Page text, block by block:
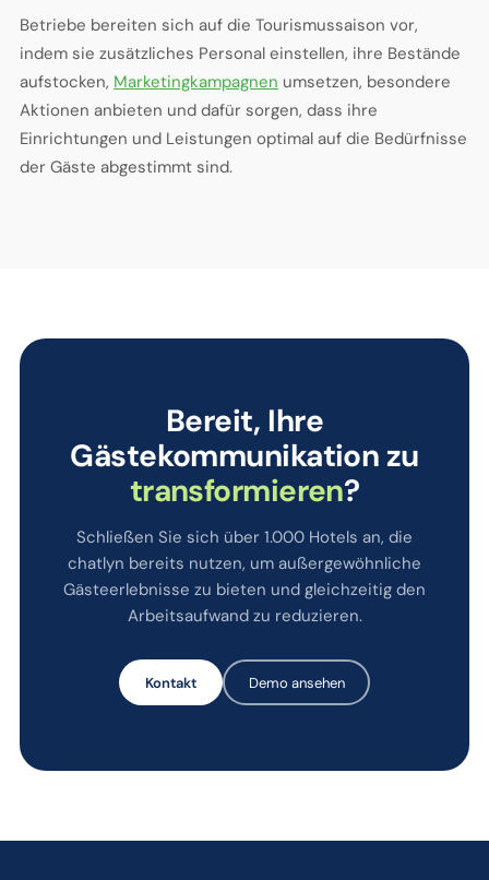
Betriebe bereiten sich auf die Tourismussaison vor,
indem sie zusätzliches Personal einstellen, ihre Bestände
aufstocken, Marketingkampagnen umsetzen, besondere
Aktionen anbieten und dafür sorgen, dass ihre
Einrichtungen und Leistungen optimal auf die Bedürfnisse
der Gäste abgestimmt sind.
Bereit, Ihre
Gästekommunikation zu
transformieren?
Schließen Sie sich über 1.000 Hotels an, die
chatlyn bereits nutzen, um außergewöhnliche
Gästeerlebnisse zu bieten und gleichzeitig den
Arbeitsaufwand zu reduzieren.
Kontakt Demo ansehen